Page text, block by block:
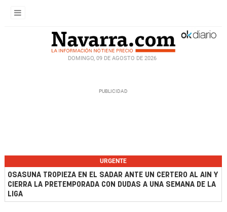
DOMINGO, 09 DE AGOSTO DE 2026
URGENTE
OSASUNA TROPIEZA EN EL SADAR ANTE UN CERTERO AL AIN Y
CIERRA LA PRETEMPORADA CON DUDAS A UNA SEMANA DE LA
LIGA